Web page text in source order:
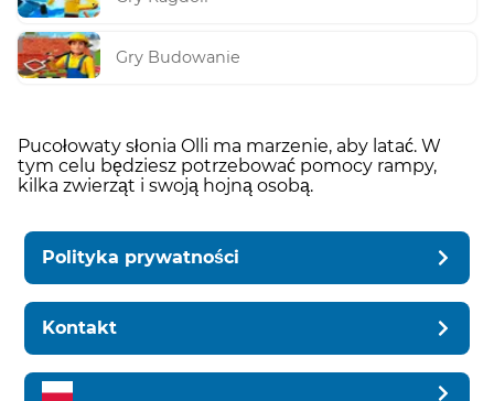
Gry Budowanie
Pucołowaty słonia Olli ma marzenie, aby latać. W
tym celu będziesz potrzebować pomocy rampy,
kilka zwierząt i swoją hojną osobą.
Polityka prywatności
Kontakt